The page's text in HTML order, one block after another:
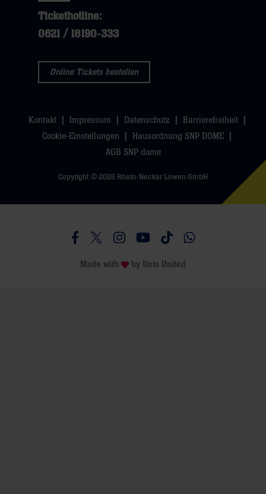
Tickethotline:
0621 / 18190-333
Online Tickets bestellen
Kontakt Impressum Datenschutz
Barrierefreiheit
Cookie-Einstellungen
Hausordnung SNP DOME
AGB SNP dome
Copyright © 2026 Rhein-Neckar Löwen GmbH
Besucht uns auf Facebook
Besucht uns auf Twitter
Besucht uns auf Instagram
Besucht uns auf Youtube
Besucht uns auf
Besucht uns auf
Made with by Dots United